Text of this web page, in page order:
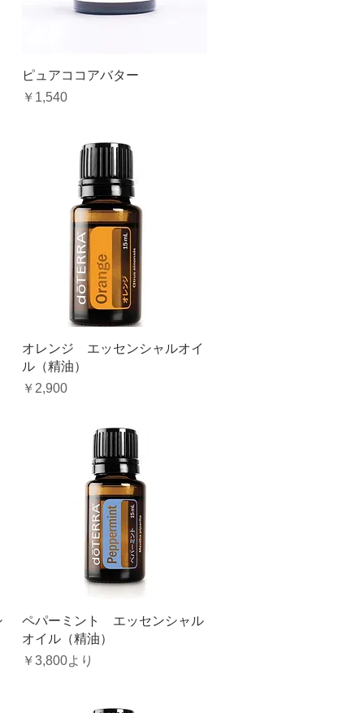
クイックビュー
ピュアココアバター
価格
￥1,540
クイックビュー
オレンジ エッセンシャルオイ
ル（精油）
価格
￥2,900
クイックビュー
ペパーミント エッセンシャル
オイル（精油）
￥3,800より
セール価格